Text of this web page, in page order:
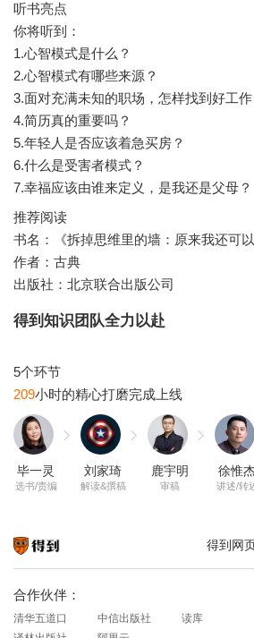
听书亮点
你将听到：
1.心智模式是什么？
2.心智模式有哪些来源？
3.面对充满未知的职场，怎样找到好工作
4.简历真的重要吗？
5.年轻人是否应该着急买房？
6.什么是受害者模式？
推荐阅读
书名：《拆掉思维里的墙：原来我还可以
作者：古典
出版社：北京联合出版公司
得到知识团队全力以赴
209
毕一灵
选书/责编
刘家琦
解读&撰稿
鹿宇明
审稿
徐惟
讲述/转
得到网
合作伙伴：
清华五道口 中信出版社 读库